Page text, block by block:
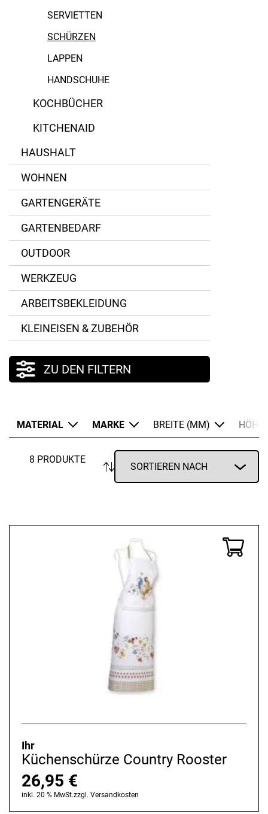
SERVIETTEN
SCHÜRZEN
LAPPEN
HANDSCHUHE
KOCHBÜCHER
KITCHENAID
HAUSHALT
WOHNEN
GARTENGERÄTE
GARTENBEDARF
OUTDOOR
WERKZEUG
ARBEITSBEKLEIDUNG
KLEINEISEN & ZUBEHÖR
ZU DEN FILTERN
MATERIAL MARKE BREITE (MM) HÖHE
8 PRODUKTE
Ihr
Küchenschürze Country Rooster
26,95 €
inkl. 20 % MwSt.zzgl. Versandkosten